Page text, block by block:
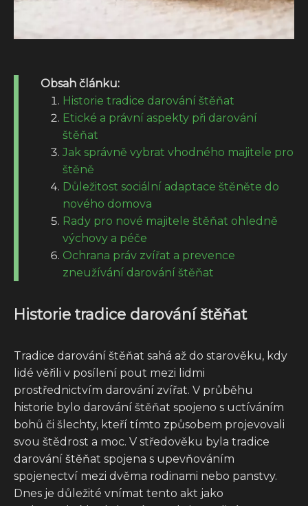
Obsah článku:
Historie tradice darování štěňat
Etické a právní aspekty při darování
štěňat
Jak správně vybrat vhodného majitele pro
štěně
Důležitost sociální adaptace štěněte do
nového domova
Rady pro nové majitele štěňat ohledně
výchovy a péče
Ochrana práv zvířat a prevence
zneužívání darování štěňat
Historie tradice darování štěňat
Tradice darování štěňat sahá až do starověku, kdy
lidé věřili v posílení pout mezi lidmi
prostřednictvím darování zvířat. V průběhu
historie bylo darování štěňat spojeno s uctíváním
bohů či šlechty, kteří tímto způsobem projevovali
svou štědrost a moc. V středověku byla tradice
darování štěňat spojena s upevňováním
spojenectví mezi dvěma rodinami nebo panstvy.
Dnes je důležité vnímat tento akt jako